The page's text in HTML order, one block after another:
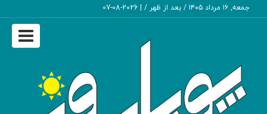
جمعه, ۱۶ مرداد ۱۴۰۵ / بعد از ظهر / |
2026-08-07
Toggle